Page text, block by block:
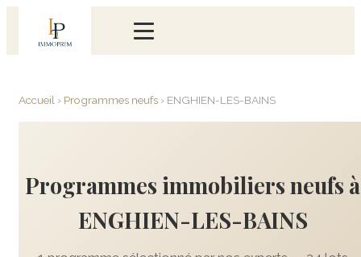
Accueil › Programmes neufs › ENGHIEN-LES-BAINS
Programmes immobiliers neufs à
ENGHIEN-LES-BAINS